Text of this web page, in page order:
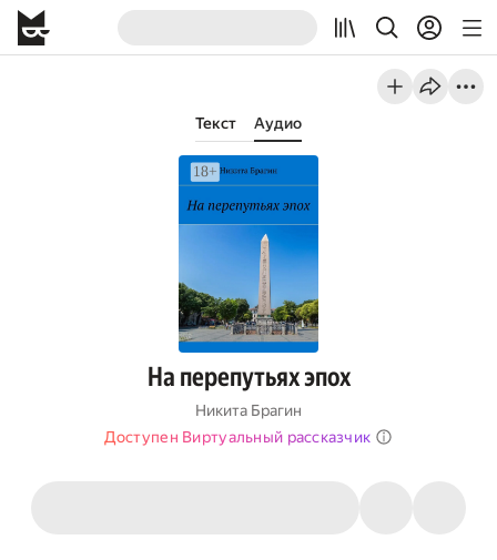
Текст Аудио
На перепутьях эпох
Никита Брагин
Доступен Виртуальный рассказчик